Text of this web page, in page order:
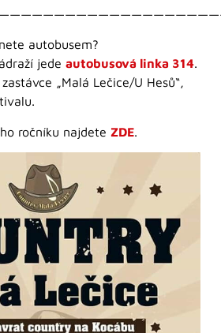
autobusem?
jede autobusová linka 314.
„Malá Lečice/U Hesů“,
ročníku najdete ZDE.